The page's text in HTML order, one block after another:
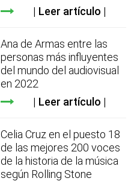
Leer artículo
Ana de Armas entre las
personas más influyentes
del mundo del audiovisual
en 2022
Leer artículo
Celia Cruz en el puesto 18
de las mejores 200 voces
de la historia de la música
según Rolling Stone